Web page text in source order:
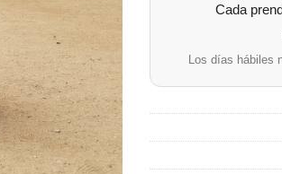
Cada
Los días hábiles